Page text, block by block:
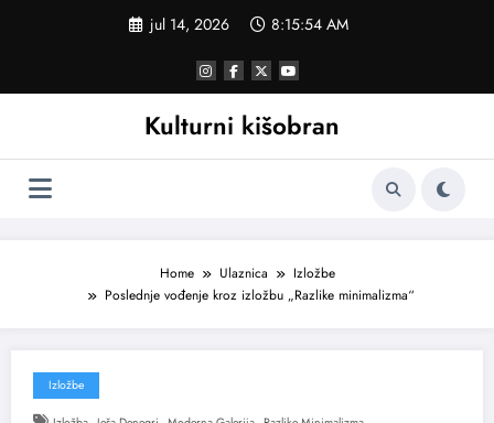
jul 14, 2026 8:15:55 AM
Kulturni kišobran
Home Ulaznica
Izložbe
Poslednje vođenje kroz izložbu „Razlike minimalizma“
Izložbe